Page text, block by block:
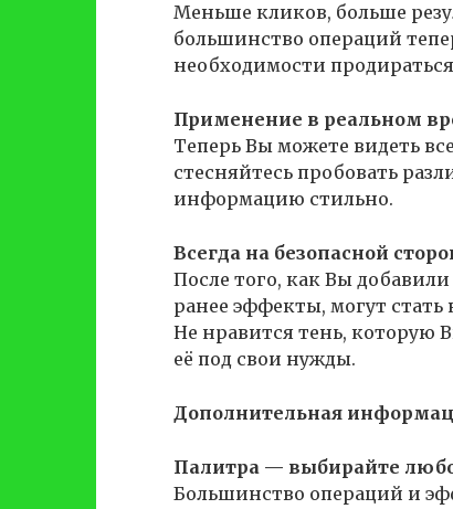
Меньше кликов, больше
большинство операций
необходимости
Применение в реальном
Теперь Вы можете видеть
стесняйтесь пробовать
информацию стильно.
Всегда на безопасной
После того, как Вы
ранее эффекты, могут стать
Не нравится тень, которую
её под свои нужды.
Дополнительная
Палитра — выбирайте
Большинство операций и